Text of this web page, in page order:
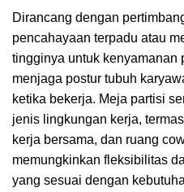
Dirancang dengan
pencahayaan terpadu atau
tingginya untuk kenyamanan
menjaga postur tubuh
ketika bekerja. Meja partisi
jenis lingkungan kerja,
kerja bersama, dan ruang
memungkinkan fleksibilitas
yang sesuai dengan